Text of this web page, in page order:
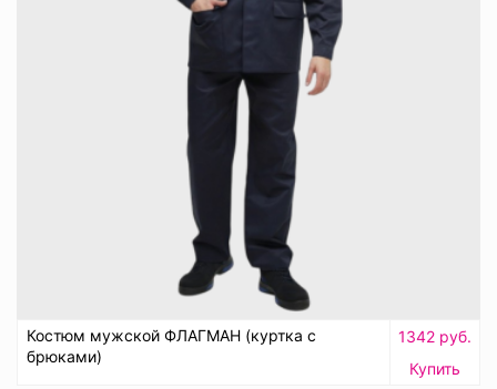
Костюм мужской ФЛАГМАН (куртка с
брюками)
1342 руб.
Купить